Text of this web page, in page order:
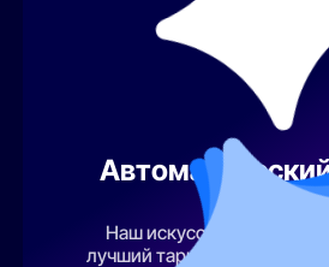
тарифа
Наш искусственный
лучший тарифный план по